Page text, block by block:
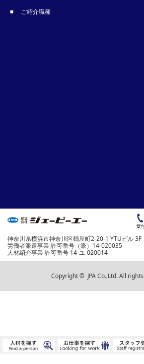
ご紹介職種
神奈川県横浜市神奈川区鶴屋町2-20-1 YTUビル 3F
労働者派遣事業 許可番号（派）14-020035
人材紹介事業 許可番号 14-ユ-020014
Copyright © JPA Co.,Ltd. All